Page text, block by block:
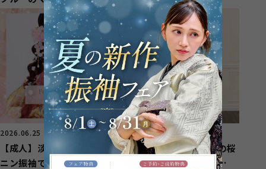
いのお嬢様【長泉町】
2026.06.25
【成人】淡く可愛いフェミ
ニン振袖でとびきり可愛
2026.06.19
【成人】白地にピンクの桜
柄が優しく可愛い振袖